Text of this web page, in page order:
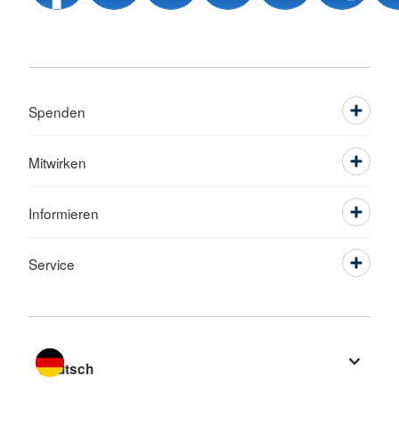
Spenden
Mitwirken
Informieren
Service
Sprache wechseln zu